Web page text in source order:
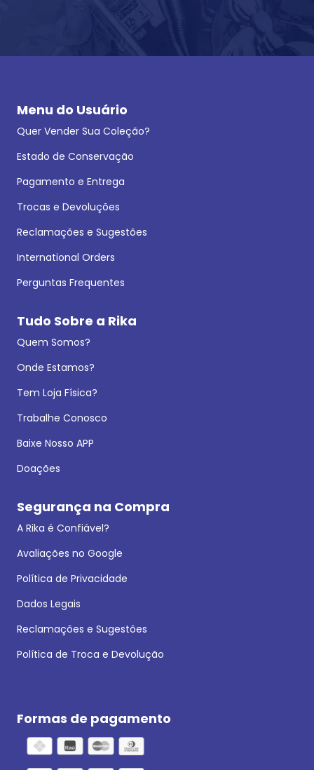
Menu do Usuário
Quer Vender Sua Coleção?
Estado de Conservação
Pagamento e Entrega
Trocas e Devoluções
Reclamações e Sugestões
International Orders
Perguntas Frequentes
Tudo Sobre a Rika
Quem Somos?
Onde Estamos?
Tem Loja Física?
Trabalhe Conosco
Baixe Nosso APP
Doações
Segurança na Compra
A Rika é Confiável?
Avaliações no Google
Política de Privacidade
Dados Legais
Reclamações e Sugestões
Política de Troca e Devolução
Formas de pagamento